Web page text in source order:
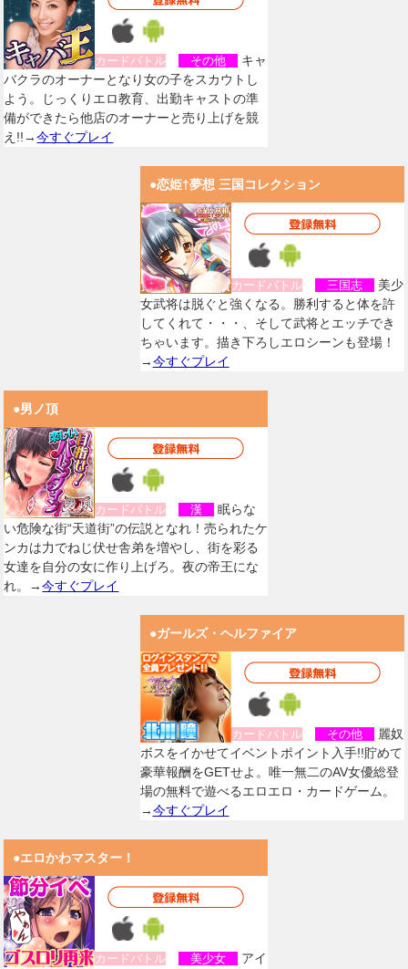
カードバトル その他
キャ
バクラのオーナーとなり女の子をスカウトし
よう。じっくりエロ教育、出勤キャストの準
備ができたら他店のオーナーと売り上げを競
え!!→今すぐプレイ
●恋姫†夢想 三国コレクション
カードバトル 三国志
美少
女武将は脱ぐと強くなる。勝利すると体を許
してくれて・・・、そして武将とエッチでき
ちゃいます。描き下ろしエロシーンも登場！
→今すぐプレイ
●男ノ頂
カードバトル 漢
眠らな
い危険な街“天道街”の伝説となれ！売られたケ
ンカは力でねじ伏せ舎弟を増やし、街を彩る
女達を自分の女に作り上げろ。夜の帝王にな
れ。→今すぐプレイ
●ガールズ・ヘルファイア
カードバトル その他
麗奴
ボスをイかせてイベントポイント入手!!貯めて
豪華報酬をGETせよ。唯一無二のAV女優総登
場の無料で遊べるエロエロ・カードゲーム。
→今すぐプレイ
●エロかわマスター！
カードバトル 美少女
アイ